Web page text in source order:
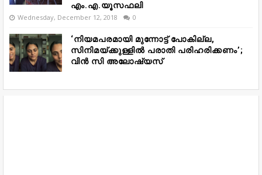
എം.എ.യൂസഫലി
Wednesday, December 12, 2018 0
‘നിയമപരമായി മുന്നോട്ട് പോകില്ല,
സിനിമയ്ക്കുള്ളിൽ പരാതി പരിഹരിക്കണം’;
വിൻ സി അലോഷ്യസ്